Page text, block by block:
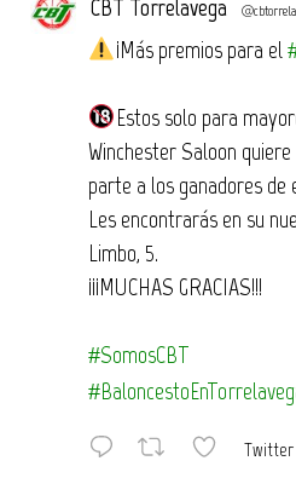
CBT Torrelavega
¡Más premios para el
Estos solo para
Winchester Saloon
parte a los ganadores de
Les encontrarás en su
Limbo, 5.
¡¡¡MUCHAS GRACIAS!!!
#SomosCBT
Twitter